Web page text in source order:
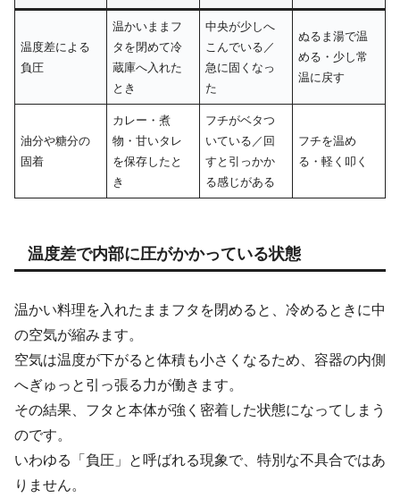
温度差による
負圧
温かいままフ
タを閉めて冷
蔵庫へ入れた
とき
中央が少しへ
こんでいる／
急に固くなっ
た
ぬるま湯で温
める・少し常
温に戻す
油分や糖分の
固着
カレー・煮
物・甘いタレ
を保存したと
き
フチがベタつ
いている／回
すと引っかか
る感じがある
フチを温め
る・軽く叩く
温度差で内部に圧がかかっている状態
温かい料理を入れたままフタを閉めると、冷めるときに中
の空気が縮みます。
空気は温度が下がると体積も小さくなるため、容器の内側
へぎゅっと引っ張る力が働きます。
その結果、フタと本体が強く密着した状態になってしまう
のです。
いわゆる「負圧」と呼ばれる現象で、特別な不具合ではあ
りません。